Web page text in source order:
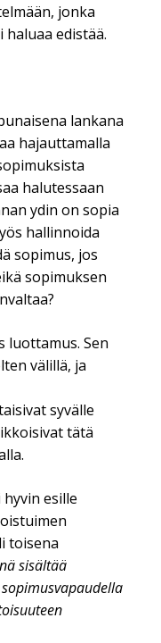
jonka
edistää.
lankana
hajauttamalla
halutessaan
ydin on sopia
hallinnoida
sopimus, jos
sopimuksen
luottamus. Sen
välillä, ja
syvälle
tätä
esille
toisena
sisältää